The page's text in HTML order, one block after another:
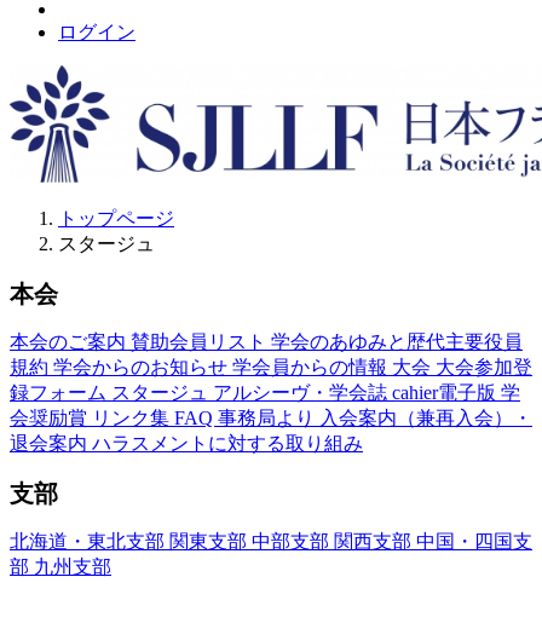
ログイン
トップページ
スタージュ
本会
本会のご案内 賛助会員リスト 学会のあゆみと歴代主要役員
規約 学会からのお知らせ 学会員からの情報 大会 大会参加登
録フォーム スタージュ アルシーヴ・学会誌 cahier電子版 学
会奨励賞 リンク集 FAQ 事務局より
入会案内（兼再入会）・
退会案内 ハラスメントに対する取り組み
支部
北海道・東北支部 関東支部 中部支部 関西支部 中国・四国支
部 九州支部